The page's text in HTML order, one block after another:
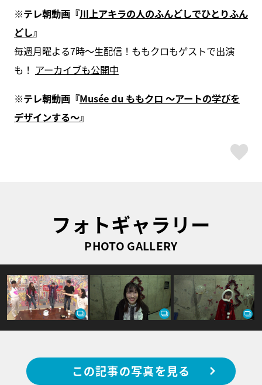
※テレ朝動画『川上アキラの人のふんどしでひとりふん
どし』
毎週月曜よる7時〜生配信！ももクロもゲストで出演
も！ アーカイブも公開中
※テレ朝動画『Musée du ももクロ ～アートの学びを
デザインする～』
フォトギャラリー
PHOTO GALLERY
この記事の写真を見る